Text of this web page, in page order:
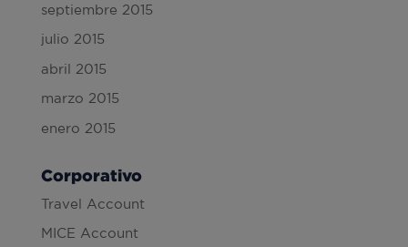
septiembre 2015
julio 2015
abril 2015
marzo 2015
enero 2015
Corporativo
Travel Account
MICE Account